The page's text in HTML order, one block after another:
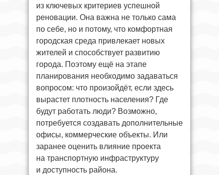
из ключевых критериев успешной
реновации. Она важна не только сама
по себе, но и потому, что комфортная
городская среда привлекает новых
жителей и способствует развитию
города. Поэтому ещё на этапе
планирования необходимо задаваться
вопросом: что произойдёт, если здесь
вырастет плотность населения? Где
будут работать люди? Возможно,
потребуется создавать дополнительные
офисы, коммерческие объекты. Или
заранее оценить влияние проекта
на транспортную инфраструктуру
и доступность района.